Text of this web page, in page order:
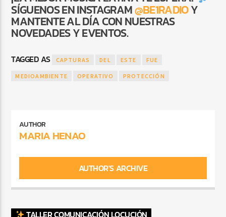
SÍGUENOS EN INSTAGRAM@BE1RADIOY
MANTENTE AL DÍA CON NUESTRAS
NOVEDADES Y EVENTOS.
TAGGED AS CAPTURAS DEL ESTE FUE
MEDIOAMBIENTE OPERATIVO PROTECCIÓN
AUTHOR
MARIA HENAO
AUTHOR'S ARCHIVE